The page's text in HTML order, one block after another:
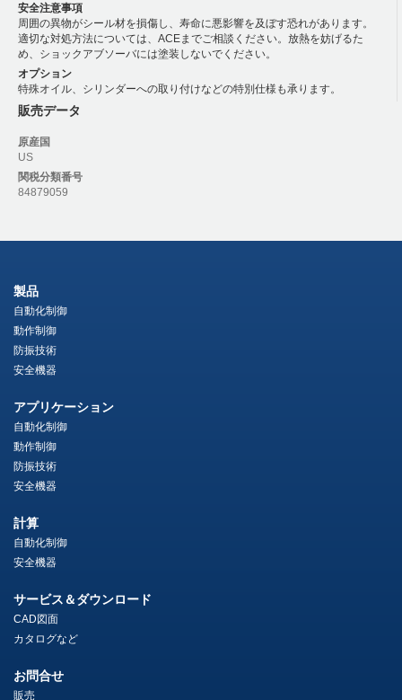
安全注意事項
周囲の異物がシール材を損傷し、寿命に悪影響を及ぼす恐れがあります。
適切な対処方法については、ACEまでご相談ください。放熱を妨げるた
め、ショックアブソーバには塗装しないでください。
オプション
特殊オイル、シリンダーへの取り付けなどの特別仕様も承ります。
販売データ
原産国
US
関税分類番号
84879059
製品
自動化制御
動作制御
防振技術
安全機器
アプリケーション
自動化制御
動作制御
防振技術
安全機器
計算
自動化制御
安全機器
サービス＆ダウンロード
CAD図面
カタログなど
お問合せ
販売